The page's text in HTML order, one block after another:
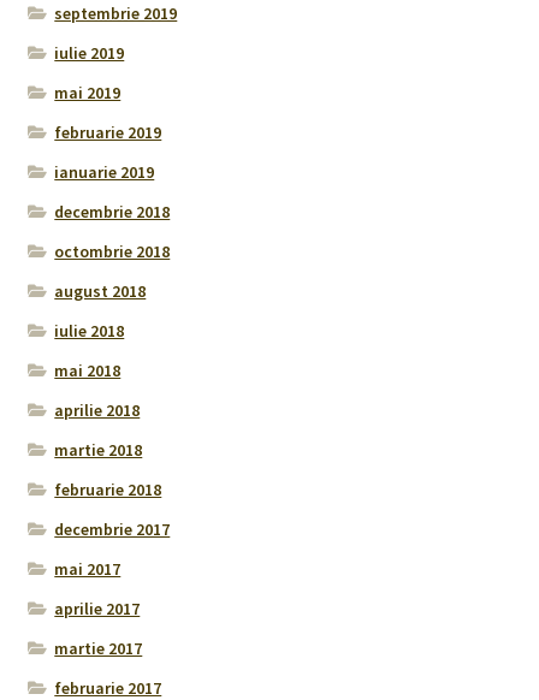
septembrie 2019
iulie 2019
mai 2019
februarie 2019
ianuarie 2019
decembrie 2018
octombrie 2018
august 2018
iulie 2018
mai 2018
aprilie 2018
martie 2018
februarie 2018
decembrie 2017
mai 2017
aprilie 2017
martie 2017
februarie 2017